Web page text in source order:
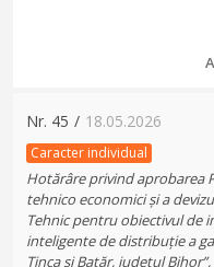
Nr. 45 / 18.05.2026
Caracter individual
Hotărâre privind aprobarea
tehnico economici și a
Tehnic pentru obiectivul de
inteligente de distribuție a
Tinca si Batăr, judeţul